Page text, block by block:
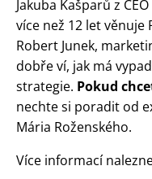
Jakuba Kašparů z
více než 12 let věnuje
Robert Junek,
dobře ví, jak má
strategie. Pokud
nechte si poradit od
Mária Roženského.
Více informací